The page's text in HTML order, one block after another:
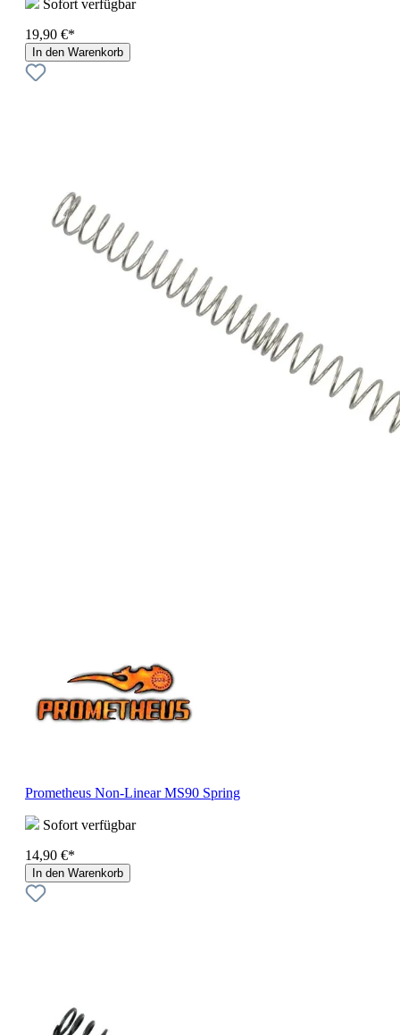
Sofort verfügbar
19,90 €*
In den Warenkorb
Prometheus Non-Linear MS90 Spring
Sofort verfügbar
14,90 €*
In den Warenkorb